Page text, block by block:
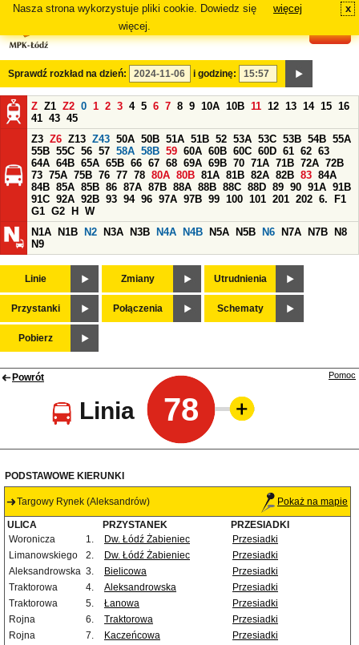
Nasza strona wykorzystuje pliki cookie. Dowiedz się
więcej.
więcej x
Sprawdź rozkład na dzień: i godzinę:
Z Z1 Z2 0 1 2 3 4 5 6 7 8 9 10A 10B 11 12 13 14 15 16
41 43 45
Z3 Z6 Z13 Z43 50A 50B 51A 51B 52 53A 53C 53B 54B 55A
55B 55C 56 57 58A 58B 59 60A 60B 60C 60D 61 62 63
64A 64B 65A 65B 66 67 68 69A 69B 70 71A 71B 72A 72B
73 75A 75B 76 77 78 80A 80B 81A 81B 82A 82B 83 84A
84B 85A 85B 86 87A 87B 88A 88B 88C 88D 89 90 91A 91B
91C 92A 92B 93 94 96 97A 97B 99 100 101 201 202 6.
F1
G1 G2 H
W
N1A
N1B N2 N3A N3B N4A N4B N5A N5B N6 N7A N7B
N8
N9
Linie Zmiany Utrudnienia
Przystanki Połączenia Schematy
Pobierz
Powrót
Linia 78
Pomoc
PODSTAWOWE KIERUNKI
Targowy Rynek (Aleksandrów) Pokaż na mapie
ULICA PRZYSTANEK
PRZESIADKI
Woronicza
1. Dw. Łódź Żabieniec
Przesiadki
Limanowskiego
2. Dw. Łódź Żabieniec
Przesiadki
Aleksandrowska 3. Bielicowa
Przesiadki
Traktorowa
4. Aleksandrowska
Przesiadki
Traktorowa
5. Łanowa
Przesiadki
Rojna
6. Traktorowa
Przesiadki
Rojna
7. Kaczeńcowa
Przesiadki